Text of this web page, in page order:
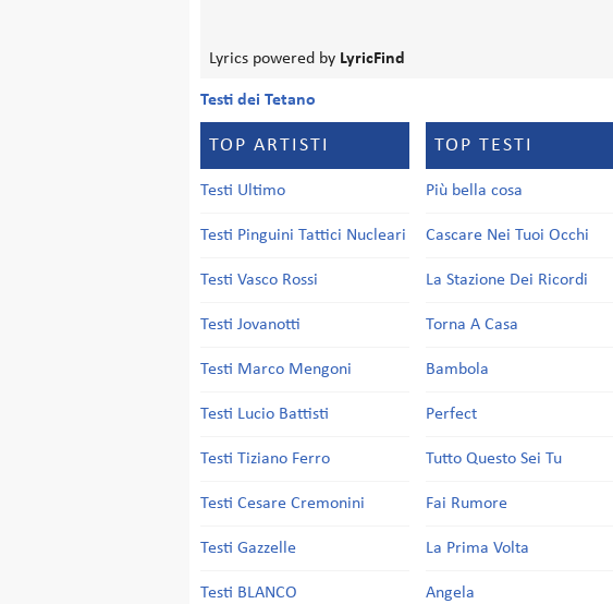
Lyrics powered by LyricFind
Testi dei Tetano
TOP ARTISTI
Testi Ultimo
Testi Pinguini Tattici Nucleari
Testi Vasco Rossi
Testi Jovanotti
Testi Marco Mengoni
Testi Lucio Battisti
Testi Tiziano Ferro
Testi Cesare Cremonini
Testi Gazzelle
Testi BLANCO
TOP TESTI
Più bella cosa
Cascare Nei Tuoi Occhi
La Stazione Dei Ricordi
Torna A Casa
Bambola
Perfect
Tutto Questo Sei Tu
Fai Rumore
La Prima Volta
Angela